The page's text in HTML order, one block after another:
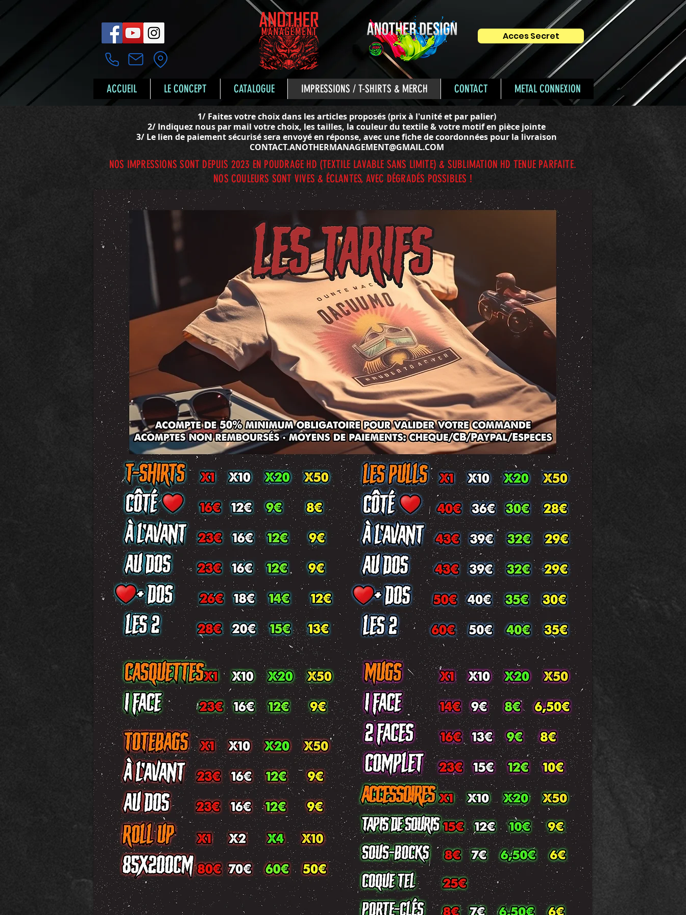
Se connecter
1/ Faites votre choix dans les articles proposés (prix à l'unité et par palier)
2/ Indiquez nous par mail votre choix, les tailles, la couleur du textile & votre motif en pièce jointe
3/ Le lien de paiement sécurisé sera envoyé en réponse, avec une fiche de coordonnées pour la livraison
CONTACT.ANOTHERMANAGEMENT@GMAIL.COM
NOS IMPRESSIONS SONT DEPUIS 2023 EN POUDRAGE HD (TEXTILE LAVABLE SANS LIMITE) & SUBLIMATION HD TENUE PARFAITE.
NOS COULEURS SONT VIVES & ÉCLANTES, AVEC DÉGRADÉS POSSIBLES !
Connexion / Inscription
Acces Secret
ACCUEIL LE CONCEPT CATALOGUE IMPRESSIONS / T-SHIRTS & MERCH CONTACT METAL CONNEXION